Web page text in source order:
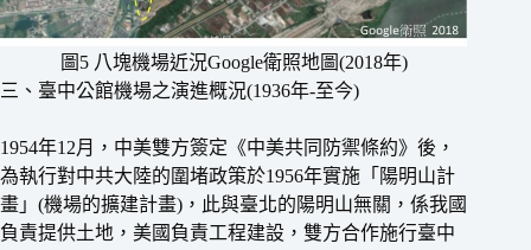
圖5 八塊機場近況Google衛照地圖(2018年)
三、臺中公館機場之演進概況(1936年-至今)
1954年12月，中美雙方簽定《中美共同防禦條約》後，
為執行對中共大陸的圍堵政策於1956年實施「陽明山計
畫」(機場的擴建計畫)，此與臺北的陽明山無關，係我國
負責提供土地，美國負責工程建設，雙方合作施行臺中